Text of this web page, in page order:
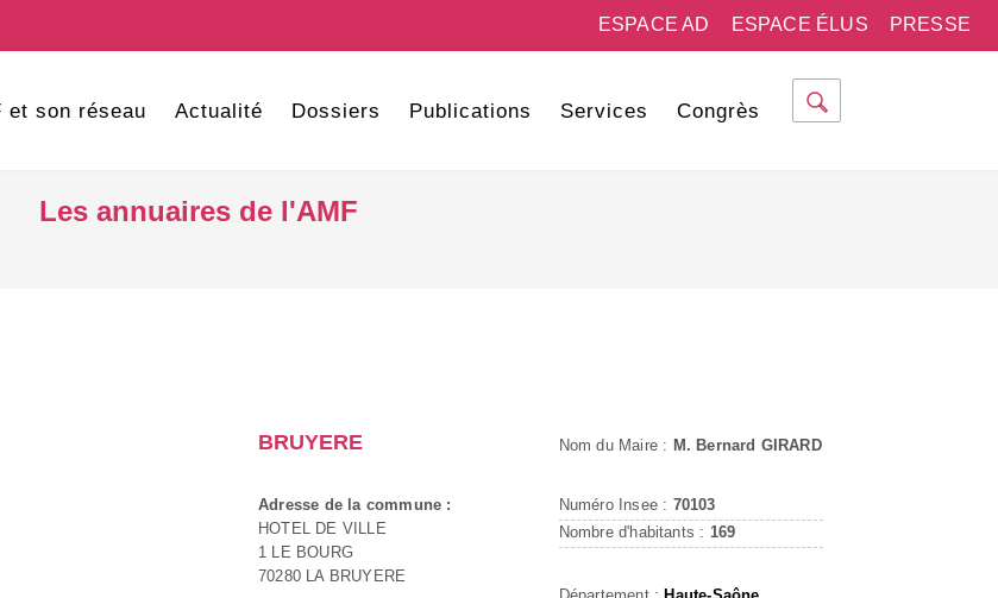
PRESSE
ESPACE ÉLUS
ESPACE AD
et son réseau Actualité Dossiers Publications Services Congrès
Les annuaires de l'AMF
BRUYERE
Adresse de la commune :
HOTEL DE VILLE
1 LE BOURG
70280 LA BRUYERE
Nom du Maire : M. Bernard GIRARD
Numéro Insee : 70103
Nombre d'habitants : 169